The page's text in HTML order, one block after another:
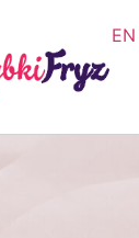
EN